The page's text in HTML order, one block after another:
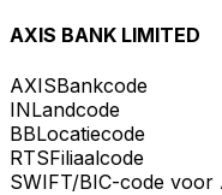
AXIS BANK LIMITED
AXISBankcode
INLandcode
BBLocatiecode
RTSFiliaalcode
SWIFT/BIC-code voor